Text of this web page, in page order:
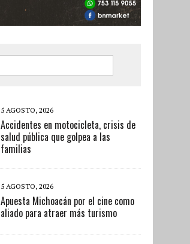
5 AGOSTO, 2026
Accidentes en motocicleta, crisis de
salud pública que golpea a las
familias
5 AGOSTO, 2026
Apuesta Michoacán por el cine como
aliado para atraer más turismo